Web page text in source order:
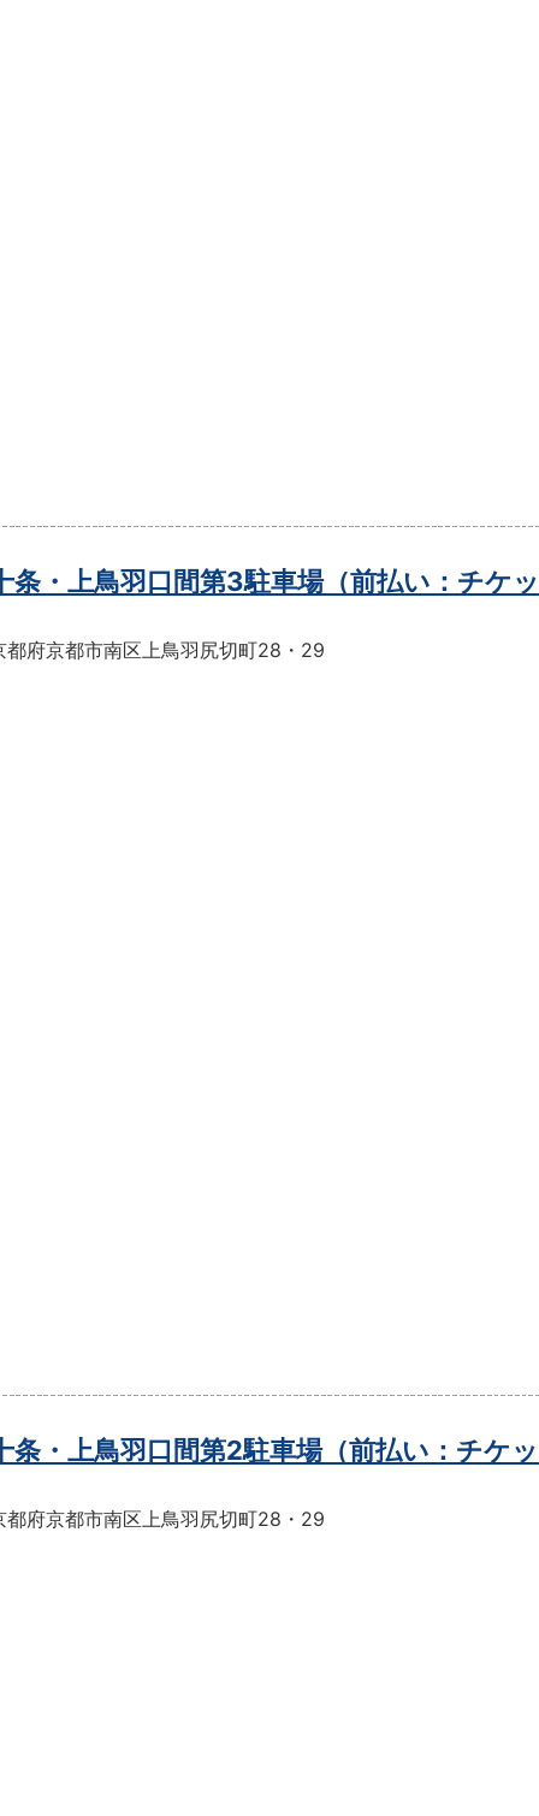
条・上鳥羽口間第3駐車場（前払い：チケ
都府京都市南区上鳥羽尻切町28・29
条・上鳥羽口間第2駐車場（前払い：チケ
都府京都市南区上鳥羽尻切町28・29